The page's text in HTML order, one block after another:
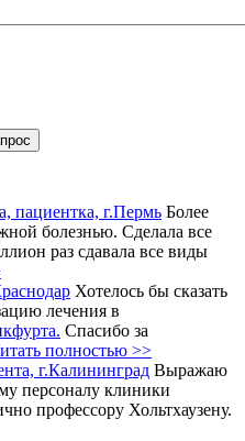
пациентка, г.Пермь Более
болезнью. Сделала все
раз сдавала все виды
Хотелось бы сказать
лечения в
Спасибо за
полностью >>
г.Калининград Выражаю
персоналу клиники
профессору Хольтхаузену.